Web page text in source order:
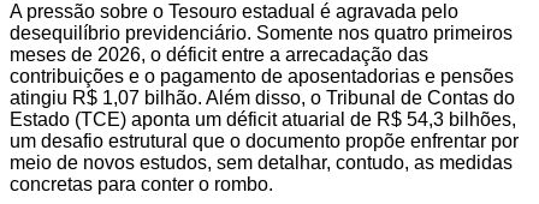
A pressão sobre o Tesouro estadual é agravada pelo
desequilíbrio previdenciário. Somente nos quatro primeiros
meses de 2026, o déficit entre a arrecadação das
contribuições e o pagamento de aposentadorias e pensões
atingiu R$ 1,07 bilhão. Além disso, o Tribunal de Contas do
Estado (TCE) aponta um déficit atuarial de R$ 54,3 bilhões,
um desafio estrutural que o documento propõe enfrentar por
meio de novos estudos, sem detalhar, contudo, as medidas
concretas para conter o rombo.